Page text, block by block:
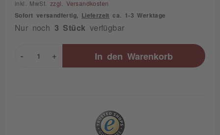
inkl. MwSt. zzgl. Versandkosten
Sofort versandfertig, Lieferzeit ca. 1-3 Werktage
Nur noch 3 Stück verfügbar
+
- In den Warenkorb